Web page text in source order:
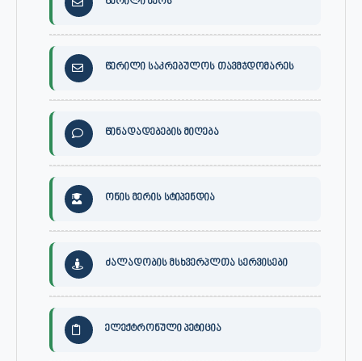
წერილი მერს
წერილი საკრებულოს თავმჯდომარეს
წინადადებების მიღება
ონის მერის სტიპენდია
ძალადობის მსხვერპლთა სერვისები
ელექტრონული პეტიცია